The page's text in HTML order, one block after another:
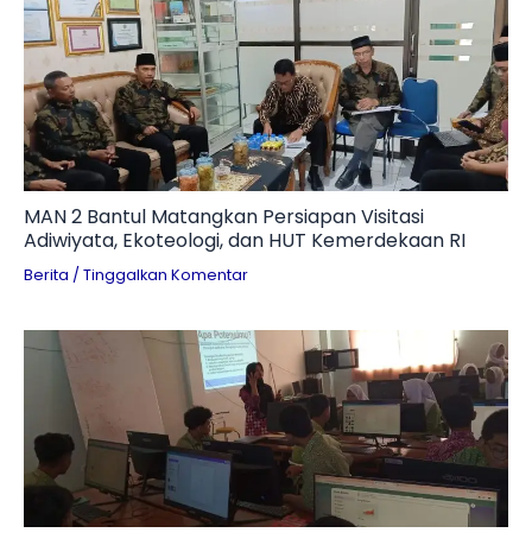
MAN 2 Bantul Matangkan Persiapan Visitasi
Adiwiyata, Ekoteologi, dan HUT Kemerdekaan RI
Berita / Tinggalkan Komentar